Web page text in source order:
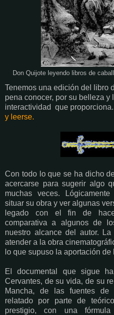
Don Quijote leyendo libros de
Tenemos una edición del libro
pena conocer, por su belleza y
interactividad que
y leerse.
Con todo lo que se ha dicho
acercarse para sugerir algo
muchas veces.
situar su obra y ver algunas
legado con el fin de
comparativa a algunos de
nuestro alcance del autor.
atender a la obra
lo que supuso la aportación
El documental que sigue
Cervantes, de su vida, de su
Mancha, de las fuentes
relatado por parte de
prestigio, con una